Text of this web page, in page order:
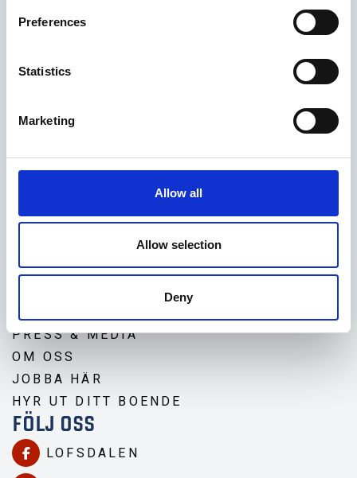
Preferences
Statistics
Marketing
Allow all
Allow selection
Deny
LOFSDALENS FJÄLLANLÄGGNINGAR AB
842 96 LOFSDALEN
OM LOFSDALEN
PRESS & MEDIA
OM OSS
JOBBA HÄR
HYR UT DITT BOENDE
FÖLJ OSS
LOFSDALEN